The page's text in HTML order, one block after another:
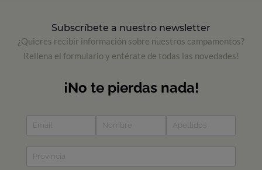
Subscríbete a nuestro newsletter
¿Quieres recibir información sobre nuestros campamentos?
Rellena el formulario y entérate de todas las novedades!